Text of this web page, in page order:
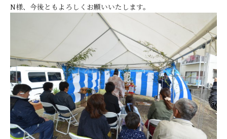
N様、今後ともよろしくお願いいたします。